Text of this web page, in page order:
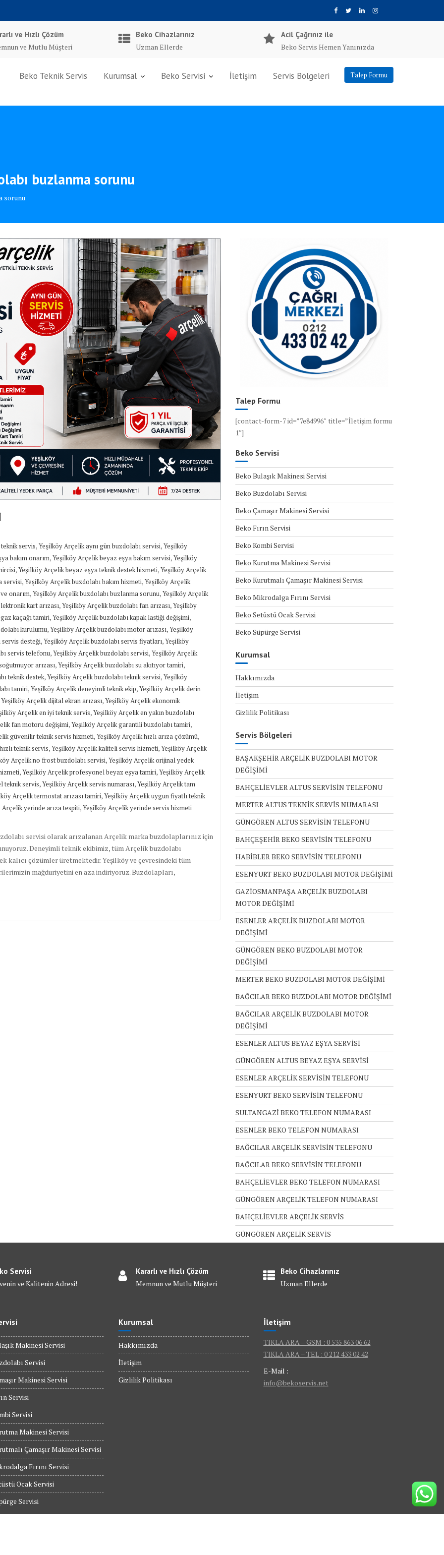
ve Hızlı Çözüm
ve Mutlu Müşteri
Beko Cihazlarınız
Uzman Ellerde
Acil Çağrınız ile
Beko Servis Hemen Yanınızda
Talep Formu
Beko Teknik Servis Kurumsal Beko Servisi İletişim Servis Bölgeleri
buzlanma sorunu
sorunu
servis,Yeşilköy Arçelik aynı gün buzdolabı servisi,Yeşilköy
bakım onarım,Yeşilköy Arçelik beyaz eşya bakım servisi,Yeşilköy
,Yeşilköy Arçelik beyaz eşya teknik destek hizmeti,Yeşilköy Arçelik
servisi,Yeşilköy Arçelik buzdolabı bakım hizmeti,Yeşilköy Arçelik
onarım,Yeşilköy Arçelik buzdolabı buzlanma sorunu,Yeşilköy Arçelik
kart arızası,Yeşilköy Arçelik buzdolabı fan arızası,Yeşilköy
kaçağı tamiri,Yeşilköy Arçelik buzdolabı kapak lastiği değişimi,
kurulumu,Yeşilköy Arçelik buzdolabı motor arızası,Yeşilköy
desteği,Yeşilköy Arçelik buzdolabı servis fiyatları,Yeşilköy
servis telefonu,Yeşilköy Arçelik buzdolabı servisi,Yeşilköy Arçelik
arızası,Yeşilköy Arçelik buzdolabı su akıtıyor tamiri,
teknik destek,Yeşilköy Arçelik buzdolabı teknik servisi,Yeşilköy
tamiri,Yeşilköy Arçelik deneyimli teknik ekip,Yeşilköy Arçelik derin
Yeşilköy Arçelik dijital ekran arızası,Yeşilköy Arçelik ekonomik
Arçelik en iyi teknik servis,Yeşilköy Arçelik en yakın buzdolabı
fan motoru değişimi,Yeşilköy Arçelik garantili buzdolabı tamiri,
güvenilir teknik servis hizmeti,Yeşilköy Arçelik hızlı arıza çözümü,
teknik servis,Yeşilköy Arçelik kaliteli servis hizmeti,Yeşilköy Arçelik
Arçelik no frost buzdolabı servisi,Yeşilköy Arçelik orijinal yedek
,Yeşilköy Arçelik profesyonel beyaz eşya tamiri,Yeşilköy Arçelik
teknik servis,Yeşilköy Arçelik servis numarası,Yeşilköy Arçelik tam
Arçelik termostat arızası tamiri,Yeşilköy Arçelik uygun fiyatlı teknik
Arçelik yerinde arıza tespiti,Yeşilköy Arçelik yerinde servis hizmeti
servisi olarak arızalanan Arçelik marka buzdolaplarınız için
Deneyimli teknik ekibimiz, tüm Arçelik buzdolabı
kalıcı çözümler üretmektedir. Yeşilköy ve çevresindeki tüm
mağduriyetini en aza indiriyoruz. Buzdolapları,
Talep Formu
[contact-form-7 id=”7e84996″ title=”İletişim formu
1″]
Beko Servisi
Beko Bulaşık Makinesi Servisi
Beko Buzdolabı Servisi
Beko Çamaşır Makinesi Servisi
Beko Fırın Servisi
Beko Kombi Servisi
Beko Kurutma Makinesi Servisi
Beko Kurutmalı Çamaşır Makinesi Servisi
Beko Mikrodalga Fırını Servisi
Beko Setüstü Ocak Servisi
Beko Süpürge Servisi
Kurumsal
Hakkımızda
İletişim
Gizlilik Politikası
Servis Bölgeleri
BAŞAKŞEHİR ARÇELİK BUZDOLABI MOTOR
DEĞİŞİMİ
BAHÇELİEVLER ALTUS SERVİSİN TELEFONU
MERTER ALTUS TEKNİK SERVİS NUMARASI
GÜNGÖREN ALTUS SERVİSİN TELEFONU
BAHÇEŞEHİR BEKO SERVİSİN TELEFONU
HABİBLER BEKO SERVİSİN TELEFONU
ESENYURT BEKO BUZDOLABI MOTOR DEĞİŞİMİ
GAZİOSMANPAŞA ARÇELİK BUZDOLABI
MOTOR DEĞİŞİMİ
ESENLER ARÇELİK BUZDOLABI MOTOR
DEĞİŞİMİ
GÜNGÖREN BEKO BUZDOLABI MOTOR
DEĞİŞİMİ
MERTER BEKO BUZDOLABI MOTOR DEĞİŞİMİ
BAĞCILAR BEKO BUZDOLABI MOTOR DEĞİŞİMİ
BAĞCILAR ARÇELİK BUZDOLABI MOTOR
DEĞİŞİMİ
ESENLER ALTUS BEYAZ EŞYA SERVİSİ
GÜNGÖREN ALTUS BEYAZ EŞYA SERVİSİ
ESENLER ARÇELİK SERVİSİN TELEFONU
ESENYURT BEKO SERVİSİN TELEFONU
SULTANGAZİ BEKO TELEFON NUMARASI
ESENLER BEKO TELEFON NUMARASI
BAĞCILAR ARÇELİK SERVİSİN TELEFONU
BAĞCILAR BEKO SERVİSİN TELEFONU
BAHÇELİEVLER BEKO TELEFON NUMARASI
GÜNGÖREN ARÇELİK TELEFON NUMARASI
BAHÇELİEVLER ARÇELİK SERVİS
GÜNGÖREN ARÇELİK SERVİS
Servisi
ve Kalitenin Adresi!
Kararlı ve Hızlı Çözüm
Memnun ve Mutlu Müşteri
Beko Cihazlarınız
Uzman Ellerde
Makinesi Servisi
Servisi
Makinesi Servisi
Servisi
Servisi
Makinesi Servisi
Çamaşır Makinesi Servisi
Fırını Servisi
Ocak Servisi
Servisi
Kurumsal
Hakkımızda
İletişim
Gizlilik Politikası
İletişim
TIKLA ARA – GSM : 0 535 863 06 62
TIKLA ARA – TEL : 0 212 433 02 42
E-Mail :
info@bekoservis.net